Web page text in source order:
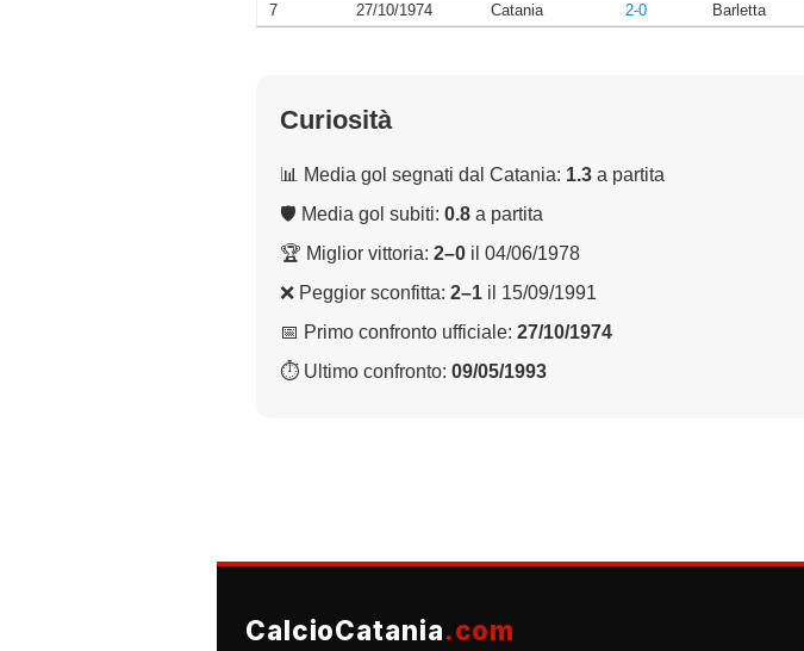
7
27/10/1974 Catania 2-0 Barletta
Curiosità
📊 Media gol segnati dal Catania: 1.3 a partita
🛡 Media gol subiti: 0.8 a partita
🏆 Miglior vittoria: 2–0 il 04/06/1978
❌ Peggior sconfitta: 2–1 il 15/09/1991
📅 Primo confronto ufficiale: 27/10/1974
⏱ Ultimo confronto: 09/05/1993
CalcioCatania.com